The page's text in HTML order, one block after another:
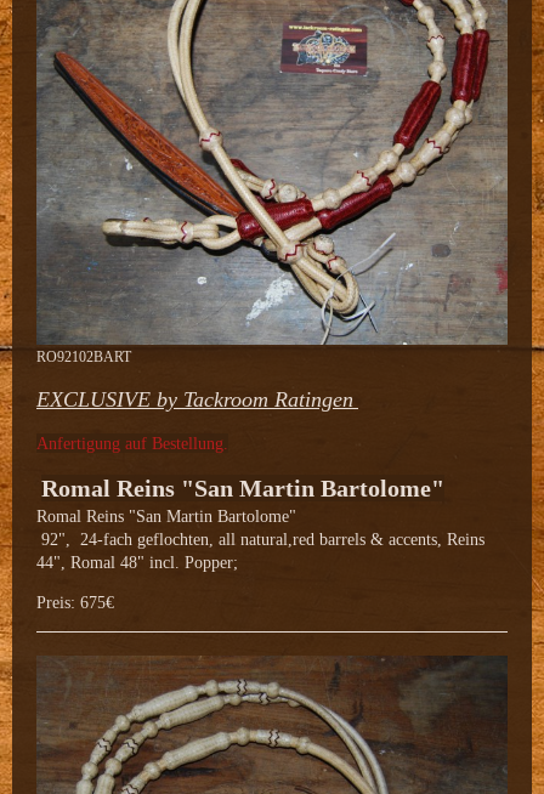
RO92102BART
EXCLUSIVE by Tackroom Ratingen
Anfertigung auf Bestellung.
Romal Reins "San Martin Bartolome"
Romal Reins "San Martin Bartolome"
92", 24-fach geflochten, all natural,red barrels & accents, Reins
44", Romal 48" incl. Popper;
Preis: 675€